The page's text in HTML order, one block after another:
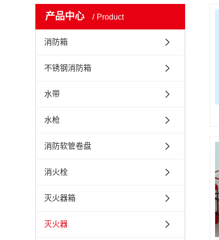
产品中心 Product
消防箱
不锈钢消防箱
水带
水枪
消防软管卷盘
消火栓
灭火器箱
灭火器